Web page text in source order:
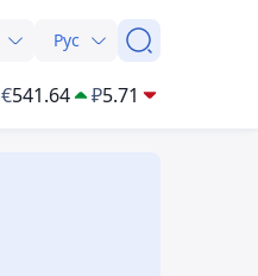
Рус
€541.64 ₽5.71